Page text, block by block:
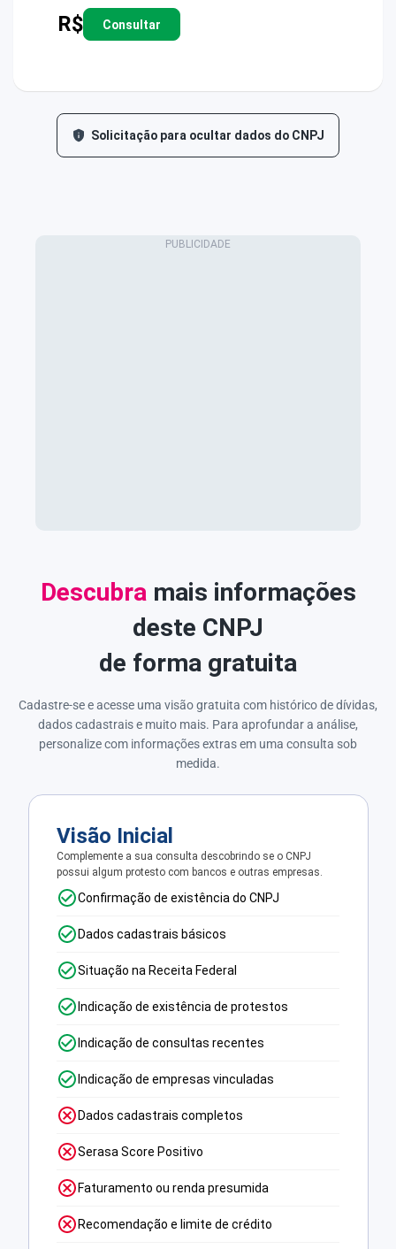
R$ Consultar
Solicitação para ocultar dados do CNPJ
Descubramais informações
deste CNPJ
de forma gratuita
Cadastre-se e acesse uma visão gratuita com histórico de dívidas,
dados cadastrais e muito mais. Para aprofundar a análise,
personalize com informações extras em uma consulta sob
medida.
Visão Inicial
Complemente a sua consulta descobrindo se o CNPJ
possui algum protesto com bancos e outras empresas.
Confirmação de existência do CNPJ
Dados cadastrais básicos
Situação na Receita Federal
Indicação de existência de protestos
Indicação de consultas recentes
Indicação de empresas vinculadas
Dados cadastrais completos
Serasa Score Positivo
Faturamento ou renda presumida
Recomendação e limite de crédito